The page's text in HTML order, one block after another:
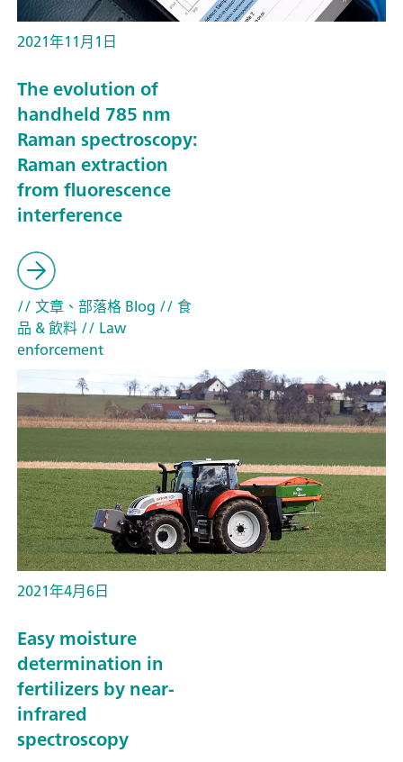
2021年11月1日
The evolution of
handheld 785 nm
Raman spectroscopy:
Raman extraction
from fluorescence
interference
// 文章、部落格 Blog // 食
品 & 飲料// Law
enforcement
2021年4月6日
Easy moisture
determination in
fertilizers by near-
infrared
spectroscopy